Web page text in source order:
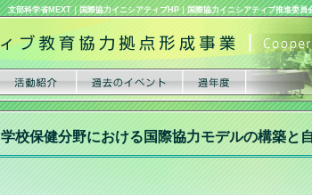
文部科学省MEXT｜国際協力イニシアティブHP｜国際協力イニシアティブ推進委員
学校保健分野における国際協力モデルの構築と